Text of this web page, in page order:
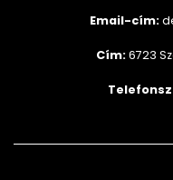
Email-cím:
Cím:6723